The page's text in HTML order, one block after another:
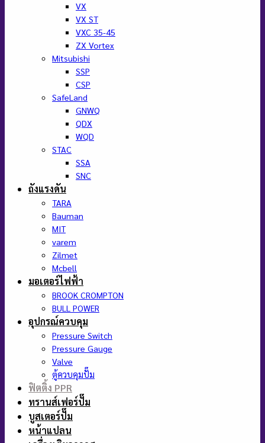
VX
VX ST
VXC 35-45
ZX Vortex
Mitsubishi
SSP
CSP
SafeLand
GNWQ
QDX
WQD
STAC
SSA
SNC
ถังแรงดัน
TARA
Bauman
MIT
varem
Zilmet
Mcbell
มอเตอร์ไฟฟ้า
BROOK CROMPTON
BULL POWER
อุปกรณ์ควบคุม
Pressure Switch
Pressure Gauge
Valve
ตู้ควบคุมปั๊ม
ฟิตติ้ง PPR
ทรานส์เฟอร์ปั๊ม
บูสเตอร์ปั๊ม
หน้าแปลน